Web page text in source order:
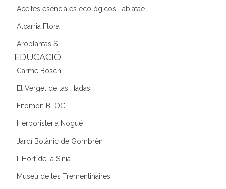
Aceites esenciales ecológicos Labiatae
Alcarria Flora
Aroplantas S.L.
EDUCACIÓ
Carme Bosch
El Vergel de las Hadas
Fitomon BLOG
Herboristeria Nogué
Jardí Botànic de Gombrèn
L'Hort de la Sínia
Museu de les Trementinaires